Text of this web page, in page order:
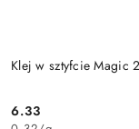
Klej w sztyfcie Magic
Cena:
6.33